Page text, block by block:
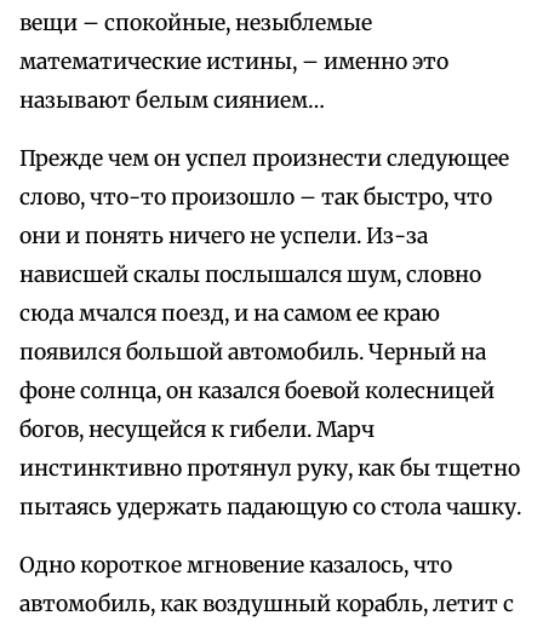
вещи – спокойные, незыблемые
математические истины, – именно это
называют белым сиянием…
Прежде чем он успел произнести следующее
слово, что-то произошло – так быстро, что
они и понять ничего не успели. Из-за
нависшей скалы послышался шум, словно
сюда мчался поезд, и на самом ее краю
появился большой автомобиль. Черный на
фоне солнца, он казался боевой колесницей
богов, несущейся к гибели. Марч
инстинктивно протянул руку, как бы тщетно
пытаясь удержать падающую со стола чашку.
Одно короткое мгновение казалось, что
автомобиль, как воздушный корабль, летит с